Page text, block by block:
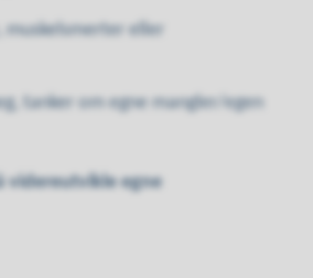
muskelsmerter eller
tanker om egne mangler/egen
videreutvikle egne